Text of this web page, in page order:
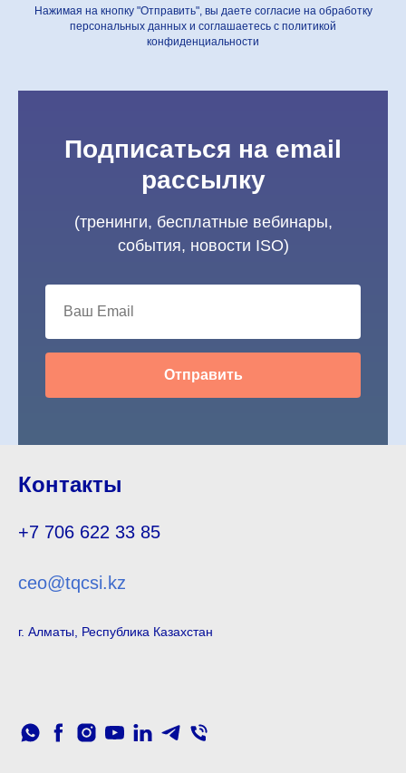
Нажимая на кнопку "Отправить", вы даете согласие на обработку
персональных данных и соглашаетесь c политикой
конфиденциальности
Подписаться на email
рассылку
(тренинги, бесплатные вебинары,
события, новости ISO)
Отправить
Контакты
+7 706 622 33 85
ceo@tqcsi.kz
г. Алматы, Республика Казахстан